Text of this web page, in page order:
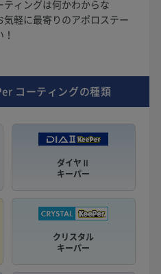
ィングは何かわからな
軽に最寄りのアポロステー
コーティングの種類
ダイヤⅡ
キーパー
クリスタル
キーパー